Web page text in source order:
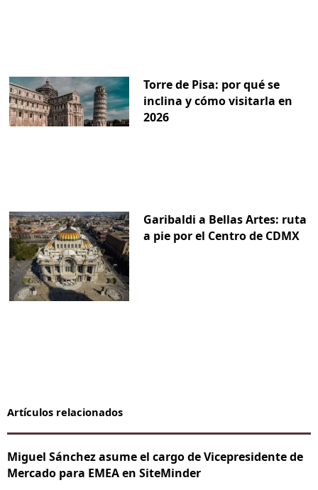
Torre de Pisa: por qué se
inclina y cómo visitarla en
2026
Garibaldi a Bellas Artes: ruta
a pie por el Centro de CDMX
Artículos relacionados
Miguel Sánchez asume el cargo de Vicepresidente de
Mercado para EMEA en SiteMinder